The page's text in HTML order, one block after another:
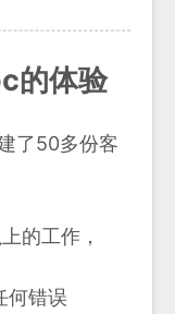
的体验
了50多份客
的工作，
何错误